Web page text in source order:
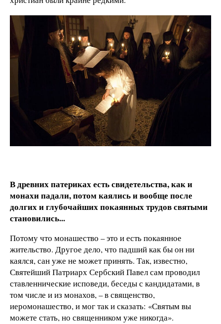
В древних патериках есть свидетельства, как и
монахи падали, потом каялись и вообще после
долгих и глубочайших покаянных трудов святыми
становились...
Потому что монашество – это и есть покаянное
жительство. Другое дело, что падший как бы он ни
каялся, сан уже не может принять. Так, известно,
Святейший Патриарх Сербский Павел сам проводил
ставленнические исповеди, беседы с кандидатами, в
том числе и из монахов, – в священство,
иеромонашество, и мог так и сказать: «Святым вы
можете стать, но священником уже никогда».